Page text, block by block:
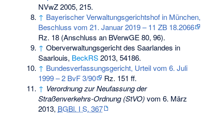
NVwZ 2005, 215.
↑ Bayerischer Verwaltungsgerichtshof in München,
Beschluss vom 21. Januar 2019 – 11 ZB 18.2066
Rz. 18 (Anschluss an BVerwGE 80, 96).
↑ Oberverwaltungsgericht des Saarlandes in
Saarlouis, BeckRS2013, 54186.
↑ Bundesverfassungsgericht, Urteil vom 6. Juli
1999 – 2 BvF 3/90
Rz. 151 ff.
↑ Verordnung zur Neufassung der
Straßenverkehrs-Ordnung (StVO)vom 6. März
2013, BGBl. I S. 367